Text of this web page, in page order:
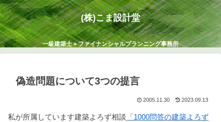
(株)こま設計堂
一級建築士＋ファイナンシャルプランニング事務所
偽造問題について3つの提言
2005.11.30 2023.09.13
私が所属しています建築よろず相談 「1000問答の建築よろず